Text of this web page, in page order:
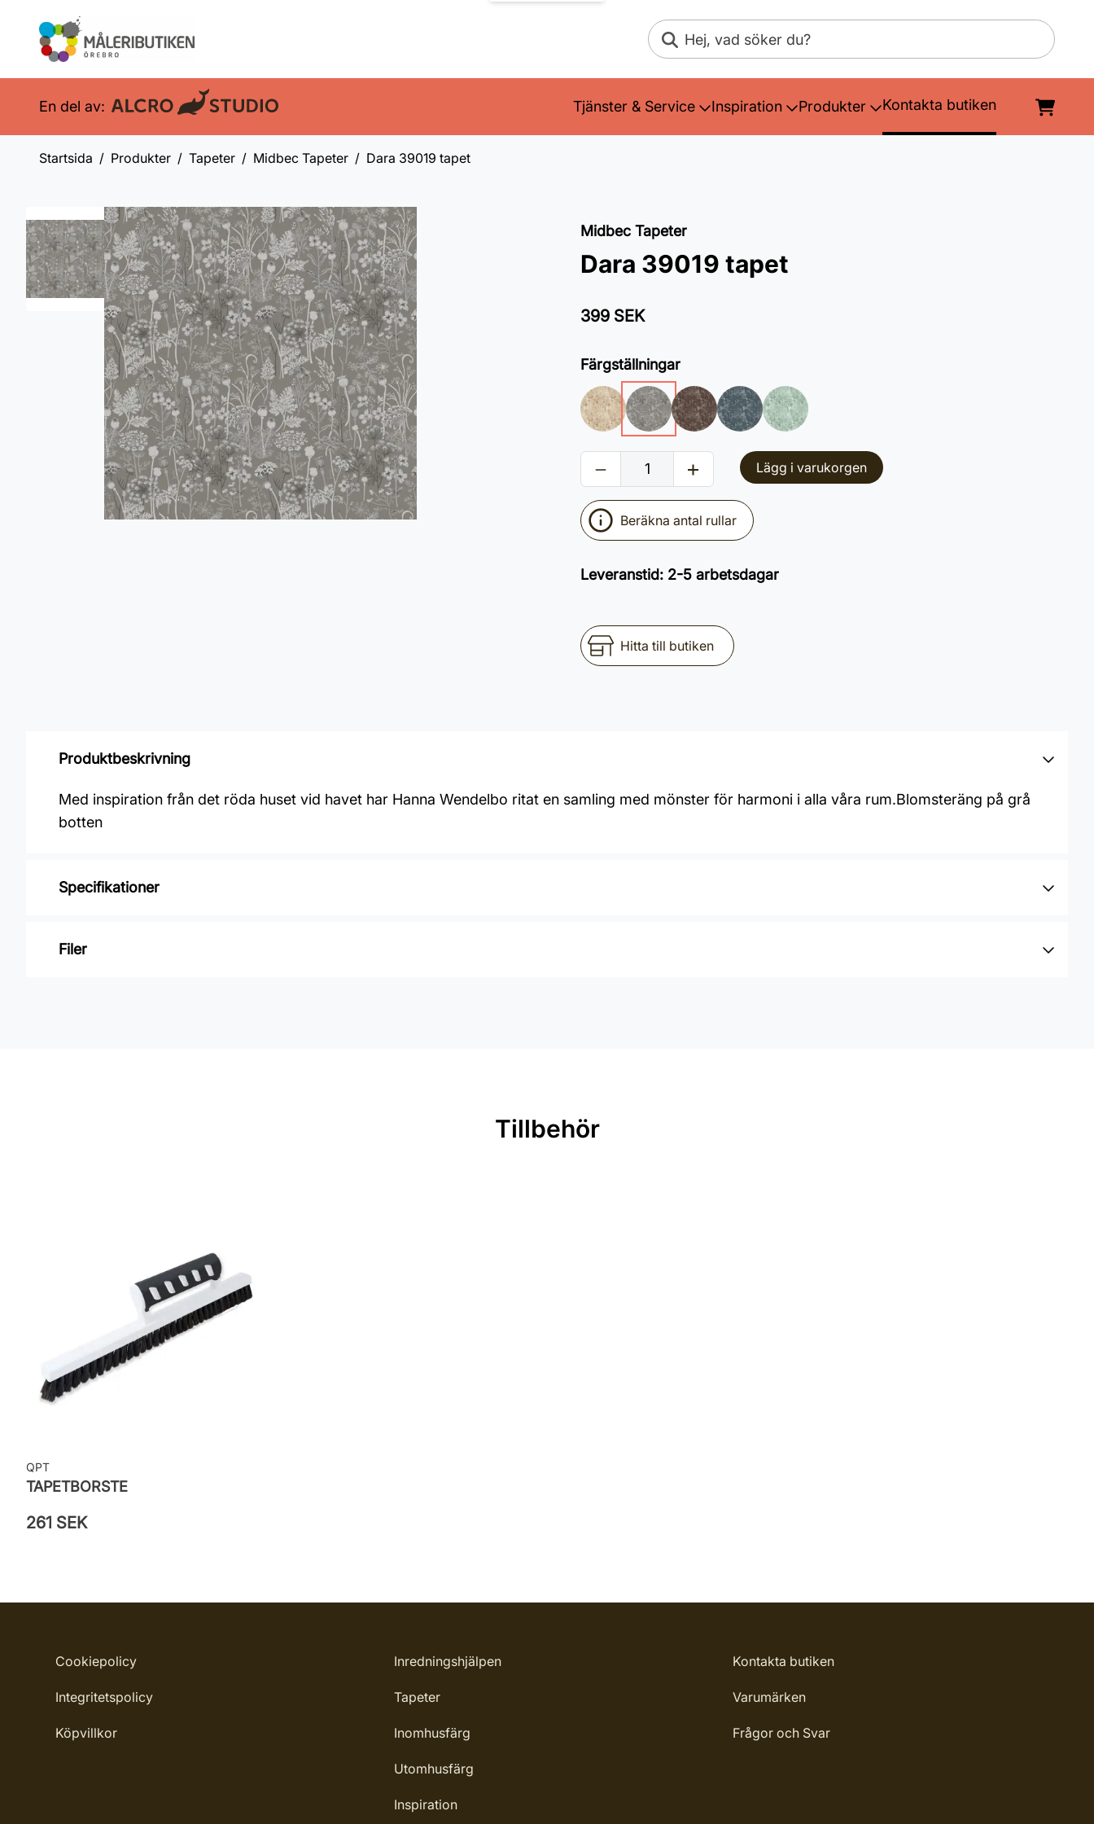
Sök
En del av: Tjänster & Service Inspiration Produkter Kontakta butiken
Startsida Produkter Tapeter Midbec Tapeter Dara 39019 tapet
Midbec Tapeter
Dara 39019 tapet
399 SEK
Färgställningar
Lägg i varukorgen
Beräkna antal rullar
Leveranstid: 2-5 arbetsdagar
Hitta till butiken
Produktbeskrivning
Med inspiration från det röda huset vid havet har Hanna Wendelbo ritat en samling med mönster för harmoni i alla våra rum.Blomsteräng på grå
botten
Specifikationer
Varumärke: Midbec Tapeter
Filer
Tillbehör
QPT
TAPETBORSTE
261 SEK
Cookiepolicy
Integritetspolicy
Köpvillkor
Inredningshjälpen
Tapeter
Inomhusfärg
Utomhusfärg
Inspiration
Kontakta butiken
Varumärken
Frågor och Svar